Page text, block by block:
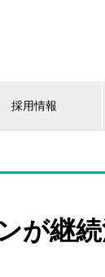
採用情報
が継